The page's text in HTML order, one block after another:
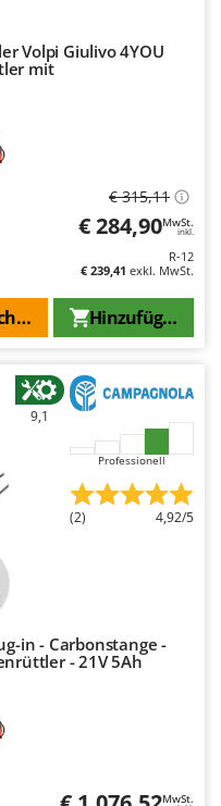
Volpi Giulivo 4YOU
mit
€ 315,11
€ 284,90MwSt.
inkl.
R-12
€ 239,41 exkl. MwSt.
Hinzufügen
Sie
9,1
Professionell
(2) 4,92/5
in - Carbonstange -
- 21V 5Ah
MwSt.